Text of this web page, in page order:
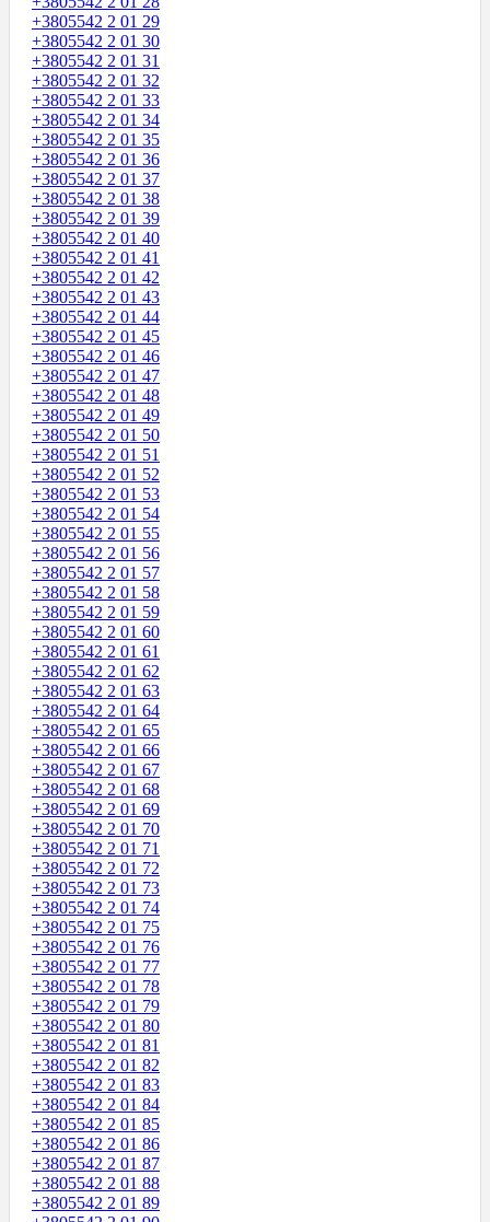
+3805542 2 01 29
+3805542 2 01 30
+3805542 2 01 31
+3805542 2 01 32
+3805542 2 01 33
+3805542 2 01 34
+3805542 2 01 35
+3805542 2 01 36
+3805542 2 01 37
+3805542 2 01 38
+3805542 2 01 39
+3805542 2 01 40
+3805542 2 01 41
+3805542 2 01 42
+3805542 2 01 43
+3805542 2 01 44
+3805542 2 01 45
+3805542 2 01 46
+3805542 2 01 47
+3805542 2 01 48
+3805542 2 01 49
+3805542 2 01 50
+3805542 2 01 51
+3805542 2 01 52
+3805542 2 01 53
+3805542 2 01 54
+3805542 2 01 55
+3805542 2 01 56
+3805542 2 01 57
+3805542 2 01 58
+3805542 2 01 59
+3805542 2 01 60
+3805542 2 01 61
+3805542 2 01 62
+3805542 2 01 63
+3805542 2 01 64
+3805542 2 01 65
+3805542 2 01 66
+3805542 2 01 67
+3805542 2 01 68
+3805542 2 01 69
+3805542 2 01 70
+3805542 2 01 71
+3805542 2 01 72
+3805542 2 01 73
+3805542 2 01 74
+3805542 2 01 75
+3805542 2 01 76
+3805542 2 01 77
+3805542 2 01 78
+3805542 2 01 79
+3805542 2 01 80
+3805542 2 01 81
+3805542 2 01 82
+3805542 2 01 83
+3805542 2 01 84
+3805542 2 01 85
+3805542 2 01 86
+3805542 2 01 87
+3805542 2 01 88
+3805542 2 01 89